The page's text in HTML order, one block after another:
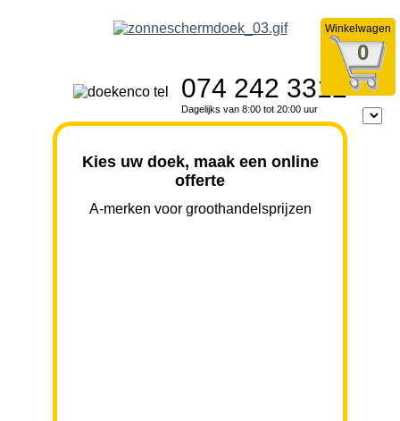
Winkelwagen
0
074 242 3312
Dagelijks van 8:00 tot 20:00 uur
Kies uw doek, maak een online
offerte
A-merken voor groothandelsprijzen